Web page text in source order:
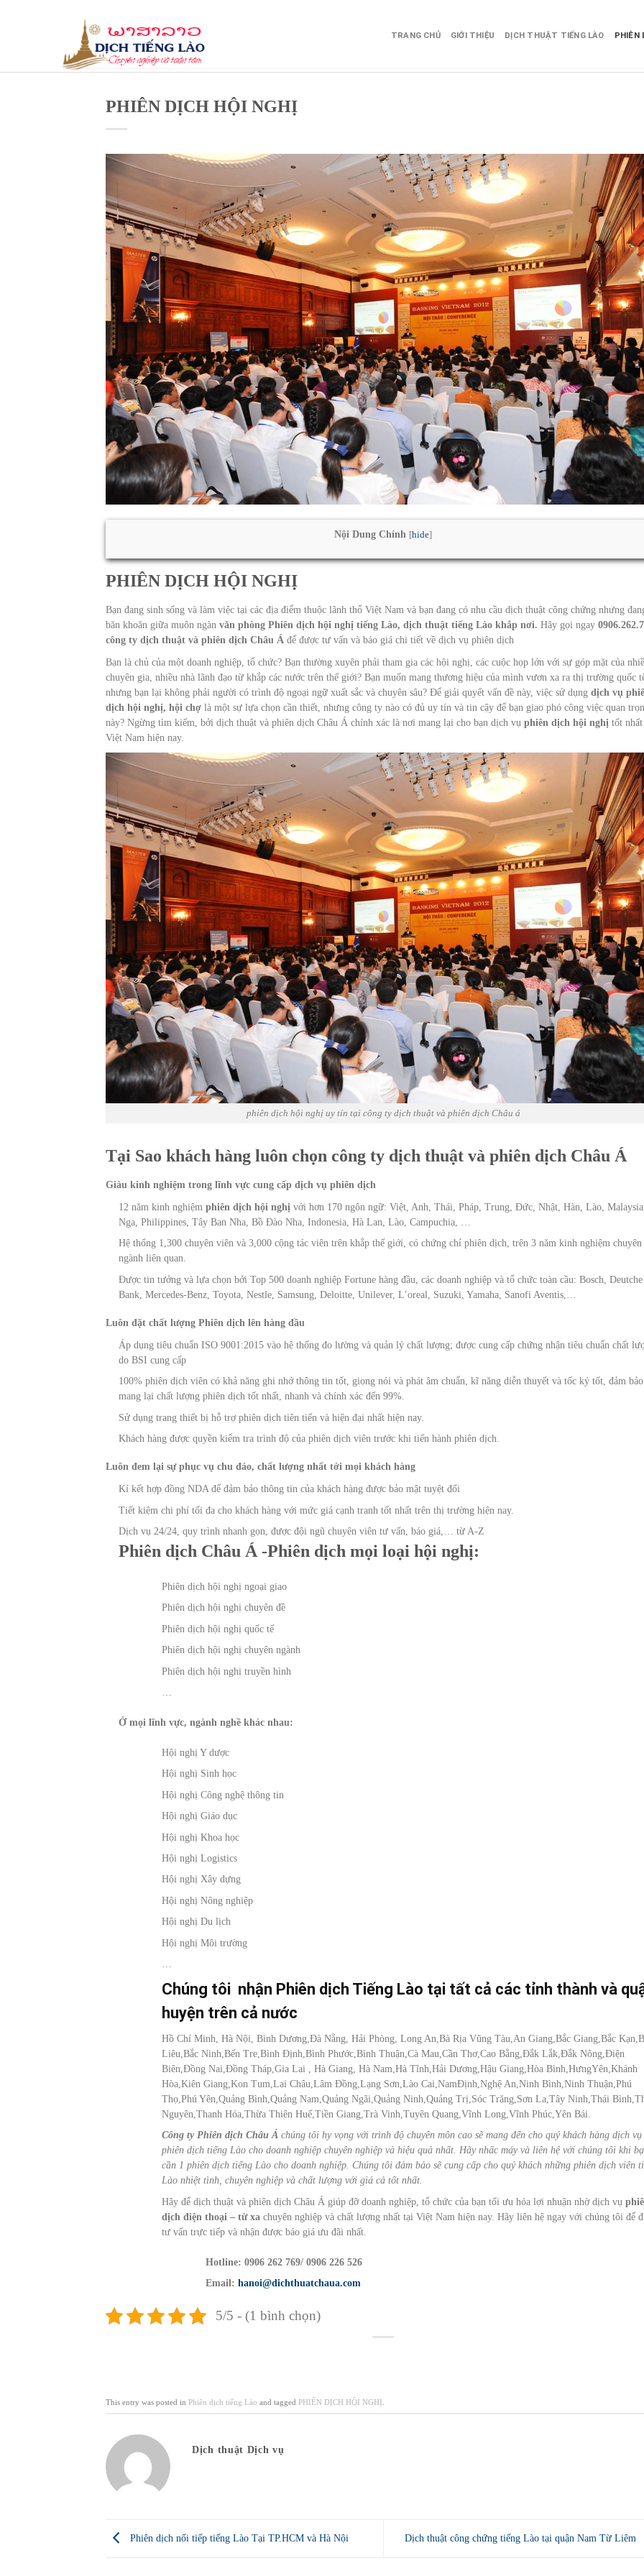
TRANG CHỦ GIỚI THIỆU DỊCH THUẬT TIẾNG LÀO PHIÊN
PHIÊN DỊCH HỘI NGHỊ
Nội Dung Chính [hide]
PHIÊN DỊCH HỘI NGHỊ
Bạn đang sinh sống và làm việc tại các địa điểm thuộc lãnh thổ Việt Nam và bạn đang có nhu cầu dịch thuật công chứng nhưng
băn khoăn giữa muôn ngàn văn phòng Phiên dịch hội nghị tiếng Lào, dịch thuật tiếng Lào khắp nơi. Hãy gọi ngay
công ty dịch thuật và phiên dịch Châu Á để được tư vấn và báo giá chi tiết về dịch vụ phiên dịch
Bạn là chủ của một doanh nghiệp, tổ chức? Bạn thường xuyên phải tham gia các hội nghị, các cuộc họp lớn với sự góp mặt của
chuyên gia, nhiều nhà lãnh đạo từ khắp các nước trên thế giới? Bạn muốn mang thương hiệu của mình vươn xa ra thị trường quốc
nhưng bạn lại không phải người có trình độ ngoại ngữ xuất sắc và chuyên sâu? Để giải quyết vấn đề này, việc sử dụng dịch vụ
dịch hội nghị, hội chợ là một sự lựa chọn cần thiết, nhưng công ty nào có đủ uy tín và tin cậy để bạn giao phó công việc quan
này? Ngừng tìm kiếm, bởi dịch thuật và phiên dịch Châu Á chính xác là nơi mang lại cho bạn dịch vụ phiên dịch hội nghị tốt
Việt Nam hiện nay.
phiên dịch hội nghị uy tín tại công ty dịch thuật và phiên dịch Châu á
Tại Sao khách hàng luôn chọn công ty dịch thuật và phiên dịch Châu Á
Giàu kinh nghiệm trong lĩnh vực cung cấp dịch vụ phiên dịch
12 năm kinh nghiệmphiên dịch hội nghị với hơn 170 ngôn ngữ: Việt, Anh, Thái, Pháp, Trung, Đức, Nhật, Hàn, Lào,
Nga, Philippines, Tây Ban Nha, Bồ Đào Nha, Indonesia, Hà Lan, Lào, Campuchia, …
Hệ thống 1,300 chuyên viên và 3,000 cộng tác viên trên khắp thế giới, có chứng chỉ phiên dịch, trên 3 năm kinh nghiệm chuyên
ngành liên quan.
Được tin tưởng và lựa chọn bởi Top 500 doanh nghiệp Fortune hàng đầu, các doanh nghiệp và tổ chức toàn cầu: Bosch, Deutche
Bank, Mercedes-Benz, Toyota, Nestle, Samsung, Deloitte, Unilever, L’oreal, Suzuki, Yamaha, Sanofi Aventis,…
Luôn đặt chất lượng Phiên dịch lên hàng đầu
Áp dụng tiêu chuẩn ISO 9001:2015 vào hệ thống đo lường và quản lý chất lượng; được cung cấp chứng nhận tiêu chuẩn chất
do BSI cung cấp
100% phiên dịch viên có khả năng ghi nhớ thông tin tốt, giọng nói và phát âm chuẩn, kĩ năng diễn thuyết và tốc ký tốt, đảm bảo
mang lại chất lượng phiên dịch tốt nhất, nhanh và chính xác đến 99%.
Sử dụng trang thiết bị hỗ trợ phiên dịch tiên tiến và hiện đại nhất hiện nay.
Khách hàng được quyền kiểm tra trình độ của phiên dịch viên trước khi tiến hành phiên dịch.
Luôn đem lại sự phục vụ chu đáo, chất lượng nhất tới mọi khách hàng
Kí kết hợp đồng NDA để đảm bảo thông tin của khách hàng được bảo mật tuyệt đối
Tiết kiệm chi phí tối đa cho khách hàng với mức giá cạnh tranh tốt nhất trên thị trường hiện nay.
Dịch vụ 24/24, quy trình nhanh gọn, được đội ngũ chuyên viên tư vấn, báo giá,… từ A-Z
Phiên dịch Châu Á -Phiên dịch mọi loại hội nghị:
Phiên dịch hội nghị ngoại giao
Phiên dịch hội nghị chuyên đề
Phiên dịch hội nghị quốc tế
Phiên dịch hội nghị chuyên ngành
Phiên dịch hội nghị truyền hình
…
Ở mọi lĩnh vực, ngành nghề khác nhau:
Hội nghị Y dược
Hội nghị Sinh học
Hội nghị Công nghệ thông tin
Hội nghị Giáo dục
Hội nghị Khoa học
Hội nghị Logistics
Hội nghị Xây dựng
Hội nghị Nông nghiệp
Hội nghị Du lịch
Hội nghị Môi trường
Chúng tôi nhận Phiên dịch Tiếng Lào tại tất cả các tỉnh thành và
huyện trên cả nước
Hồ Chí Minh, Hà Nội, Bình Dương,Đà Nẵng, Hải Phòng, Long An,Bà Rịa Vũng Tàu,An Giang,Bắc Giang,Bắc
Liêu,Bắc Ninh,Bến Tre,Bình Định,Bình Phước,Bình Thuận,Cà Mau,Cần Thơ,Cao Bằng,Đắk Lắk,Đắk Nông,Điện
Biên,Đồng Nai,Đồng Tháp,Gia Lai , Hà Giang, Hà Nam,Hà Tĩnh,Hải Dương,Hậu Giang,Hòa Bình,HưngYên,Khánh
Hòa,Kiên Giang,Kon Tum,Lai Châu,Lâm Đồng,Lạng Sơn,Lào Cai,NamĐịnh,Nghệ An,Ninh Bình,Ninh Thuận,Phú
Thọ,Phú Yên,Quảng Bình,Quảng Nam,Quảng Ngãi,Quảng Ninh,Quảng Trị,Sóc Trăng,Sơn La,Tây Ninh,Thái
Nguyên,Thanh Hóa,Thừa Thiên Huế,Tiền Giang,Trà Vinh,Tuyên Quang,Vĩnh Long,Vĩnh Phúc,Yên Bái.
Công ty Phiên dịch Châu Á chúng tôi hy vọng với trình độ chuyên môn cao sẽ mang đến cho quý khách hàng dịch vụ
phiên dịch tiếng Lào cho doanh nghiệp chuyên nghiệp và hiệu quả nhất. Hãy nhấc máy và liên hệ với chúng tôi khi
cần 1 phiên dịch tiếng Lào cho doanh nghiệp. Chúng tôi đảm bảo sẽ cung cấp cho quý khách những phiên dịch viên
Lào nhiệt tình, chuyên nghiệp và chất lượng với giá cả tốt nhất.
Hãy để dịch thuật và phiên dịch Châu Á giúp đỡ doanh nghiệp, tổ chức của bạn tối ưu hóa lợi nhuận nhờ dịch vụ
dịch điện thoại – từ xachuyên nghiệp và chất lượng nhất tại Việt Nam hiện nay. Hãy liên hệ ngay với chúng tôi để
tư vấn trực tiếp và nhận được báo giá ưu đãi nhất.
Hotline: 0906 262 769/ 0906 226 526
Email: hanoi@dichthuatchaua.com
5/5 - (1 bình chọn)
This entry was posted in Phiên dịch tiếng Lào and tagged PHIÊN DỊCH HỘI NGHỊ
Dịch thuật Dịch vụ
Phiên dịch nối tiếp tiếng Lào Tại TP.HCM và Hà Nội Dịch thuật công chứng tiếng Lào tại quận Nam Từ Liêm